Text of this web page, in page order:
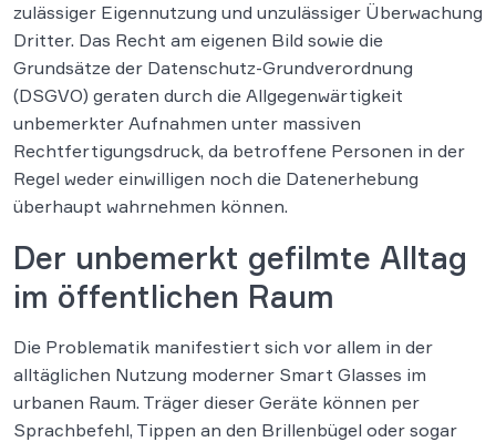
zulässiger Eigennutzung und unzulässiger Überwachung
Dritter. Das Recht am eigenen Bild sowie die
Grundsätze der Datenschutz-Grundverordnung
(DSGVO) geraten durch die Allgegenwärtigkeit
unbemerkter Aufnahmen unter massiven
Rechtfertigungsdruck, da betroffene Personen in der
Regel weder einwilligen noch die Datenerhebung
überhaupt wahrnehmen können.
Der unbemerkt gefilmte Alltag
im öffentlichen Raum
Die Problematik manifestiert sich vor allem in der
alltäglichen Nutzung moderner Smart Glasses im
urbanen Raum. Träger dieser Geräte können per
Sprachbefehl, Tippen an den Brillenbügel oder sogar